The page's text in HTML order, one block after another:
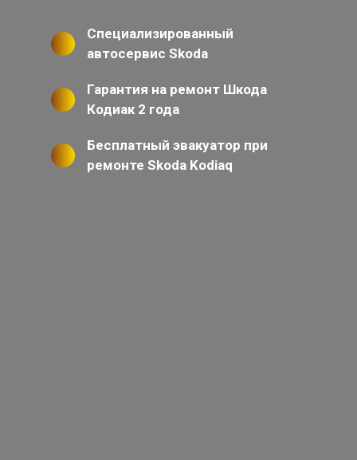
Специализированный
автосервис Skoda
Гарантия на ремонт Шкода
Кодиак 2 года
Бесплатный эвакуатор при
ремонте Skoda Kodiaq